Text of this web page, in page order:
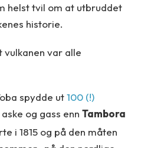
helst tvil om at utbruddet
historie.
var alle
spydde ut100 (!)
aske og gass enn Tambora
i 1815 og på den måten